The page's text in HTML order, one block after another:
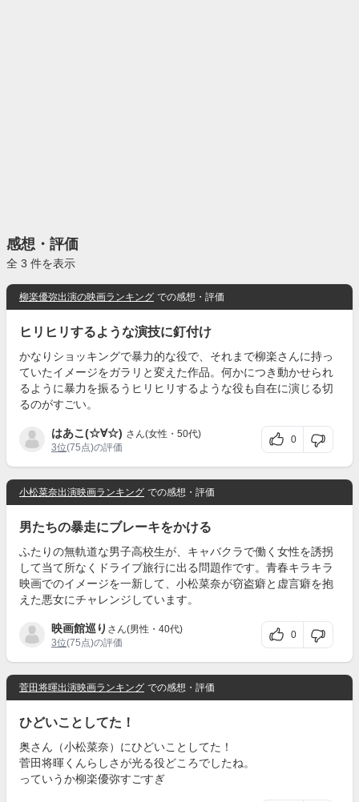
感想・評価
全 3 件を表示
柳楽優弥出演の映画ランキング での感想・評価
ヒリヒリするような演技に釘付け
かなりショッキングで暴力的な役で、それまで柳楽さんに持っ
ていたイメージをガラリと変えた作品。何かにつき動かせられ
るように暴力を振るうヒリヒリするような役も自在に演じる切
るのがすごい。
はあこ(☆∀☆) さん(女性・50代)
3位(75点)の評価
0
小松菜奈出演映画ランキング での感想・評価
男たちの暴走にブレーキをかける
ふたりの無軌道な男子高校生が、キャバクラで働く女性を誘拐
して当て所なくドライブ旅行に出る問題作です。青春キラキラ
映画でのイメージを一新して、小松菜奈が窃盗癖と虚言癖を抱
えた悪女にチャレンジしています。
映画館巡り さん(男性・40代)
3位(75点)の評価
0
菅田将暉出演映画ランキング での感想・評価
ひどいことしてた！
奥さん（小松菜奈）にひどいことしてた！
菅田将暉くんらしさが光る役どころでしたね。
っていうか柳楽優弥すごすぎ